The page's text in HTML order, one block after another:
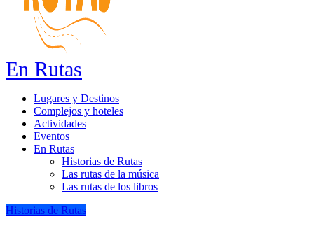
En Rutas
Lugares y Destinos
Complejos y hoteles
Actividades
Eventos
En Rutas
Historias de Rutas
Las rutas de la música
Las rutas de los libros
Historias de Rutas